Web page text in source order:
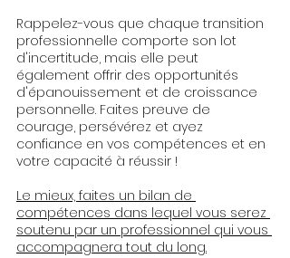
Rappelez-vous que chaque transition
professionnelle comporte son lot
d'incertitude, mais elle peut
également offrir des opportunités
d'épanouissement et de croissance
personnelle. Faites preuve de
courage, persévérez et ayez
confiance en vos compétences et en
votre capacité à réussir !
Le mieux, faites un bilan de
compétences dans lequel vous serez
soutenu par un professionnel qui vous
accompagnera tout du long.